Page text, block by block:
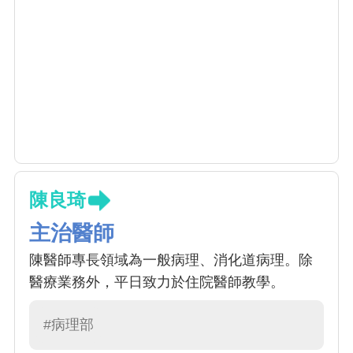
陳良琦
主治醫師
陳醫師專長領域為一般病理、消化道病理。除
醫療業務外，平日致力於住院醫師教學。
#病理部